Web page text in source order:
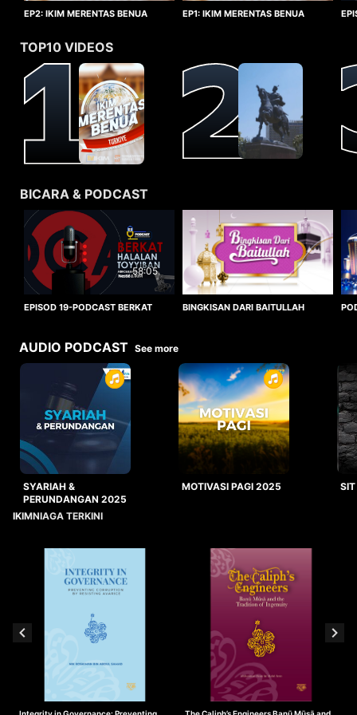
EP2: IKIM MERENTAS BENUA
EP1: IKIM MERENTAS BENUA
TOP10 VIDEOS
BICARA & PODCAST
58:05
EPISOD 19-PODCAST BERKAT
BINGKISAN DARI BAITULLAH
AUDIO PODCAST See more
SYARIAH &
PERUNDANGAN 2025
MOTIVASI PAGI 2025
IKIMNIAGA TERKINI